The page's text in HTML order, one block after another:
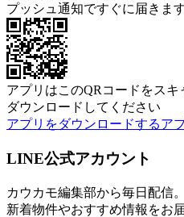
プッシュ通知ですぐに届きます
アプリはこのQRコードをスキ
ダウンロードしてください
アプリをダウンロードするア
LINE公式アカウント
カウカモ編集部から毎日配信。
新着物件やおすすめ情報をお